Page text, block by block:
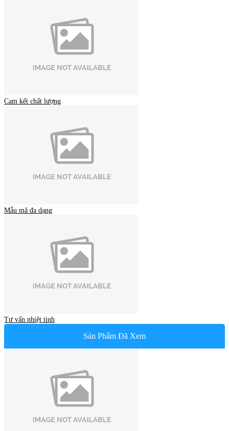
Cam kết chất lượng
Mẫu mã đa dạng
Tư vấn nhiệt tình
Sản Phẩm Đã Xem